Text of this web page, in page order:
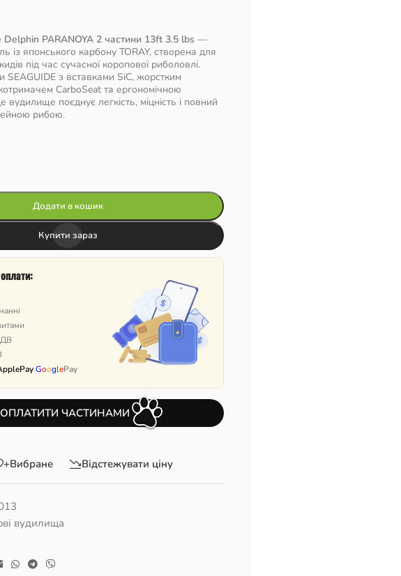
PARANOYA 2 частини 13ft 3.5 lbs —
із японського карбону TORAY, створена для
під час сучасної коропової риболовлі.
SEAGUIDE з вставками SiC, жорстким
CarboSeat та ергономічною
вудилище поєднує легкість, міцність і повний
рибою.
Додати в кошик
Купити зараз
GooglePay
ОПЛАТИТИ ЧАСТИНАМИ
+Вибране Відстежувати ціну
вудилища